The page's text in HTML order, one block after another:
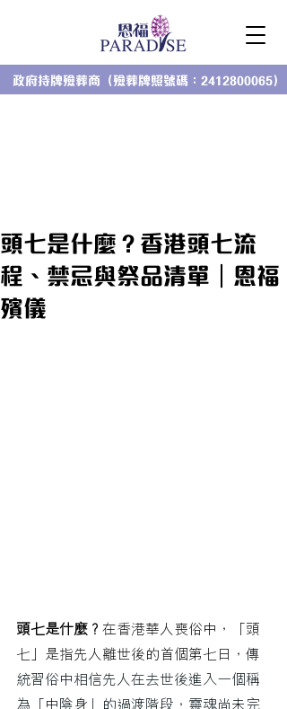
政府持牌殮葬商（殮葬牌照號碼：2412800065）
頭七是什麼？香港頭七流
程、禁忌與祭品清單｜恩福
殯儀
頭七是什麼？ 在香港華人喪俗中，「頭
七」是指先人離世後的首個第七日， 傳
統習俗中相信先人在去世後進入一個稱
為「中陰身」的過渡階段，靈魂尚未完